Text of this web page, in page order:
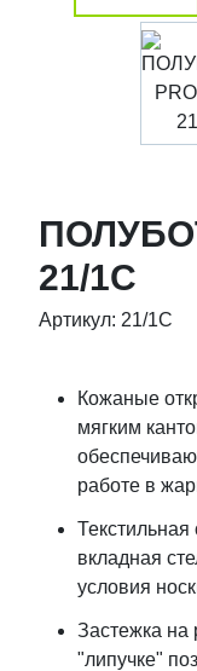
21/1С
Артикул: 21/1С
Кожаные
мягким
работе в
Текстильная
вкладная
условия
Застежка на
"липучке"